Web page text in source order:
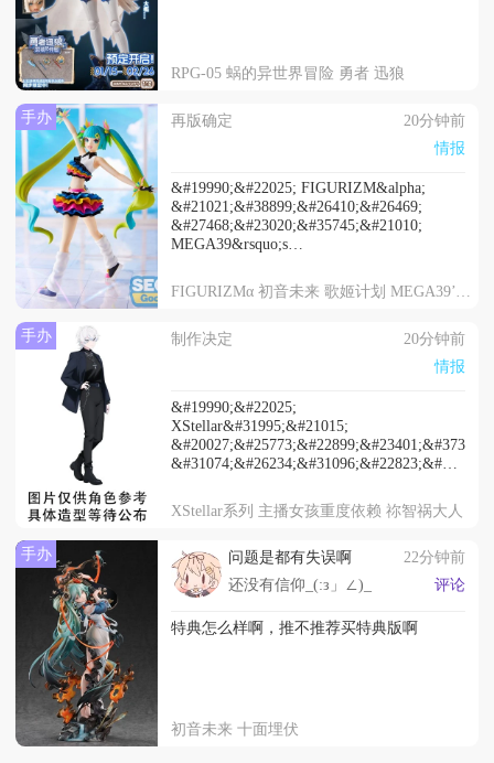
RPG-05 蜗的异世界冒险 勇者 迅狼
手办 再版确定
20分钟前
情报
&#19990;&#22025; FIGURIZM&alpha;
&#21021;&#38899;&#26410;&#26469;
&#27468;&#23020;&#35745;&#21010;
MEGA39&rsquo;s
the Wave
&#20877;&#29256;&#30830;&#23450;
FIGURIZMα 初音未来 歌姬计划 MEGA39’s 初音未来 Catch the Wave
手办 制作决定
20分钟前
情报
&#19990;&#22025;
XStellar&#31995;&#21015;
&#31074;&#26234;&#31096;&#22823;&#20154;
2027&#24180;1&#26376;&#20986;&#36135;
XStellar系列 主播女孩重度依赖 祢智祸大人
手办 问题是都有失误啊
22分钟前
还没有信仰_(:з」∠)_
评论
特典怎么样啊，推不推荐买特典版啊
初音未来 十面埋伏